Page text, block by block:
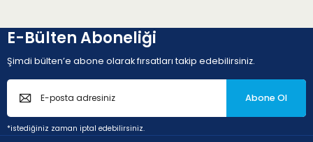
E-Bülten Aboneliği
Şimdi bülten’e abone olarak fırsatları takip edebilirsiniz.
Abone Ol
*istediğiniz zaman iptal edebilirsiniz.